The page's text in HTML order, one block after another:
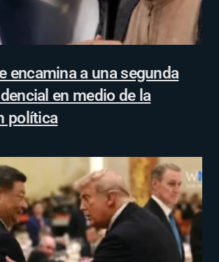
encamina a una segunda
en medio de la
política